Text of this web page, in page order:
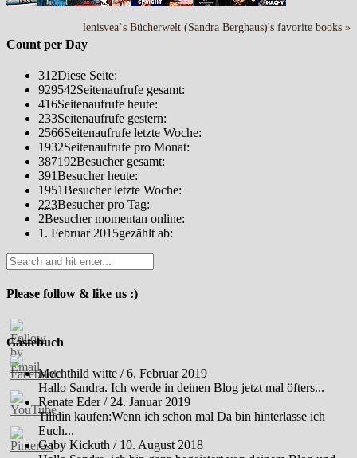
lenisvea`s Bücherwelt (Sandra Berghaus)'s favorite books »
Count per Day
312Diese Seite:
929542Seitenaufrufe gesamt:
416Seitenaufrufe heute:
233Seitenaufrufe gestern:
2566Seitenaufrufe letzte Woche:
1932Seitenaufrufe pro Monat:
387192Besucher gesamt:
391Besucher heute:
1951Besucher letzte Woche:
223Besucher pro Tag:
2Besucher momentan online:
1. Februar 2015gezählt ab:
Please follow & like us :)
Gästebuch
Mechthild witte /6. Februar 2019
Hallo Sandra. Ich werde in deinen Blog jetzt mal öfters...
Renate Eder/ 24. Januar 2019
Tilidin kaufen:Wenn ich schon mal Da bin hinterlasse ich
Euch...
Gaby Kickuth / 10. August 2018